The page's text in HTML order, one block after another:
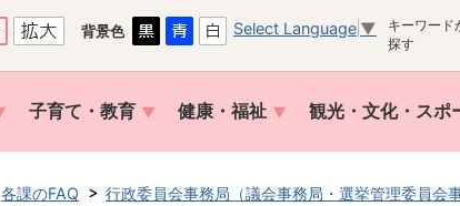
背景色 Select Language ▼
キーワード
探す
子育て・教育 健康・福祉 観光・文化・スポ
各課のFAQ
行政委員会事務局（議会事務局・選挙管理委員会